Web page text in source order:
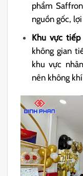
phẩm
nguồn gốc,
Khu vực tiếp
không gian
khu vực
nên không